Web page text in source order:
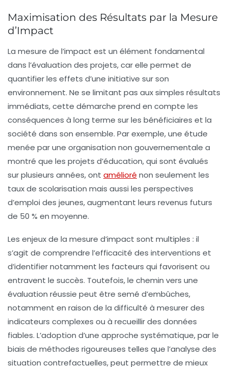
Maximisation des Résultats par la Mesure
d’Impact
La mesure de l’impact est un élément fondamental
dans l’évaluation des projets, car elle permet de
quantifier les effets d’une initiative sur son
environnement. Ne se limitant pas aux simples résultats
immédiats, cette démarche prend en compte les
conséquences à long terme sur les bénéficiaires et la
société dans son ensemble. Par exemple, une étude
menée par une organisation non gouvernementale a
montré que les projets d’éducation, qui sont évalués
sur plusieurs années, ont amélioré non seulement les
taux de scolarisation mais aussi les perspectives
d’emploi des jeunes, augmentant leurs revenus futurs
de 50 % en moyenne.
Les enjeux de la mesure d’impact sont multiples : il
s’agit de comprendre l’efficacité des interventions et
d’identifier notamment les facteurs qui favorisent ou
entravent le succès. Toutefois, le chemin vers une
évaluation réussie peut être semé d’embûches,
notamment en raison de la difficulté à mesurer des
indicateurs complexes ou à recueillir des données
fiables. L’adoption d’une approche systématique, par le
biais de méthodes rigoureuses telles que l’analyse des
situation contrefactuelles, peut permettre de mieux